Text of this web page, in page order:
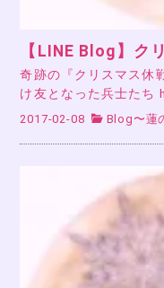
【LINE Blog】ク
奇跡の『クリスマス休
け友となった兵士たち
2017-02-08 Blog〜蓮